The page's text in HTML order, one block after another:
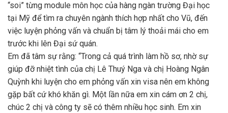
“soi” từng module môn học của hàng ngàn trường Đại học
tại Mỹ để tìm ra chuyên ngành thích hợp nhất cho Vũ, đến
việc luyện phỏng vấn và chuẩn bị tâm lý thoải mái cho em
trước khi lên Đại sứ quán.
Em đã tâm sự rằng: “Trong cả quá trình làm hồ sơ, nhờ sự
giúp đỡ nhiệt tình của chị Lê Thuý Nga và chị Hoàng Ngân
Quỳnh khi luyện cho em phỏng vấn xin visa nên em không
gặp bất cứ khó khăn gì. Một lần nữa em xin cám ơn 2 chị,
chúc 2 chị và công ty sẽ có thêm nhiều học sinh. Em xin